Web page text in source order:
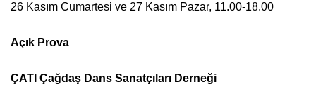
26 Kasım Cumartesi ve 27 Kasım Pazar, 11.00-18.00
Açık Prova
ÇATI Çağdaş Dans Sanatçıları Derneği